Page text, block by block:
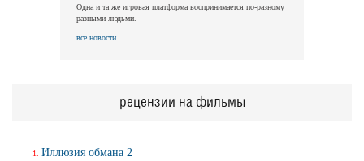
Одна и та же игровая платформа воспринимается по-разному
разными людьми.
все новости...
рецензии на фильмы
Иллюзия обмана 2